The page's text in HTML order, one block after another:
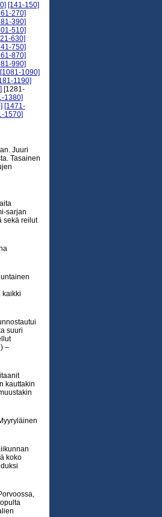
[141-150]
270]
390]
510]
630]
750]
870]
990]
[1081-1090]
1190]
[1281-
1380]
[1471-
1570]
Juuri
Tasainen
sarjan
sekä reilut
kaikki
suuri
–
kauttakin
koko